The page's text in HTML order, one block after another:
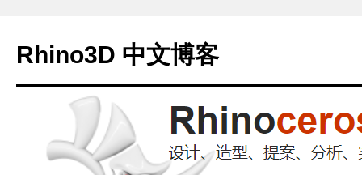
Rhino3D 中文博客